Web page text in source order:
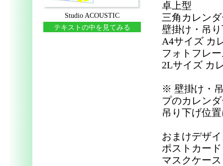
Studio ACOUSTIC
テキストの中を見てみる
卓上型
三角カレン
壁掛け・吊
A4サイズ カ
フォトフレ
2Lサイズ カ
※ 壁掛け・
プのカレン
吊り下げ位
おまけデザ
ポストカード
マスクケース